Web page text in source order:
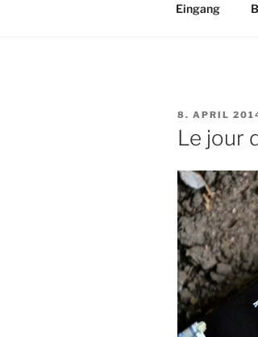
Eingang
AM
8. APRIL
Le jour